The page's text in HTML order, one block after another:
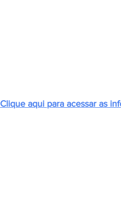
Clique aqui para acessar as